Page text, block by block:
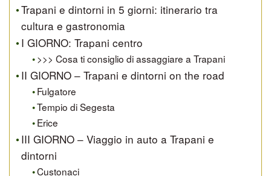
Trapani e dintorni in 5 giorni: itinerario tra
cultura e gastronomia
I GIORNO: Trapani centro
>>> Cosa ti consiglio di assaggiare a Trapani
II GIORNO – Trapani e dintorni on the road
Fulgatore
Tempio di Segesta
Erice
III GIORNO – Viaggio in auto a Trapani e
dintorni
Custonaci